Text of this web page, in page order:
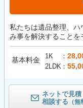
私たちは遺品整理、
み事を解決することを
基本料金 1K
2LDK
ネットで見積
相談する （無